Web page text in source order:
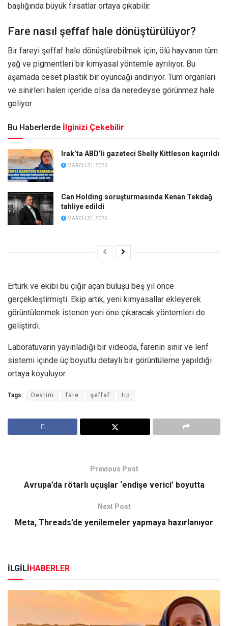
başlığında büyük fırsatlar ortaya çıkabilir.
Fare nasıl şeffaf hale dönüştürülüyor?
Bir fareyi şeffaf hale dönüştürebilmek için, ölü hayvanın tüm
yağ ve pigmentleri bir kimyasal yöntemle ayrılıyor. Bu
aşamada ceset plastik bir oyuncağı andırıyor. Tüm organları
ve sinirleri halen içeride olsa da neredeyse görünmez hale
geliyor.
Bu Haberlerde İlginizi Çekebilir
Irak’ta ABD’li gazeteci Shelly Kittleson kaçırıldı
MARCH 31, 2026
Can Holding soruşturmasında Kenan Tekdağ
tahliye edildi
MARCH 31, 2026
Ertürk ve ekibi bu çığır açan buluşu beş yıl önce
gerçekleştirmişti. Ekip artık, yeni kimyasallar ekleyerek
görüntülenmek istenen yeri öne çıkaracak yöntemleri de
geliştirdi.
Laboratuvarın yayınladığı bir videoda, farenin sinir ve lenf
sistemi içinde üç boyutlu detaylı bir görüntüleme yapıldığı
ortaya koyuluyor.
Tags: Devrim fare şeffaf tıp
Previous Post
Avrupa’da rötarlı uçuşlar ‘endişe verici’ boyutta
Next Post
Meta, Threads’de yenilemeler yapmaya hazırlanıyor
İLGİLİHABERLER